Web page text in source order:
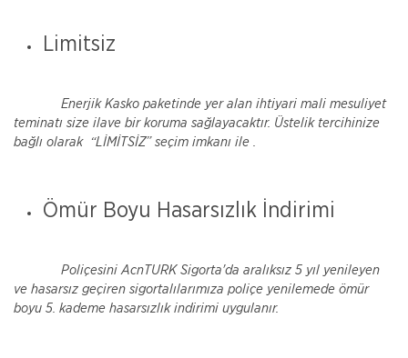
Limitsiz
Enerjik Kasko paketinde yer alan ihtiyari mali mesuliyet
teminatı size ilave bir koruma sağlayacaktır. Üstelik tercihinize
bağlı olarak “LİMİTSİZ” seçim imkanı ile .
Ömür Boyu Hasarsızlık İndirimi
Poliçesini AcnTURK Sigorta'da aralıksız 5 yıl yenileyen
ve hasarsız geçiren sigortalılarımıza poliçe yenilemede ömür
boyu 5. kademe hasarsızlık indirimi uygulanır.